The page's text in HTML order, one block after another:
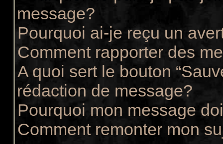
message?
Pourquoi ai-je reçu un
Comment rapporter des
A quoi sert le bouton
rédaction de message?
Pourquoi mon message
Comment remonter mon